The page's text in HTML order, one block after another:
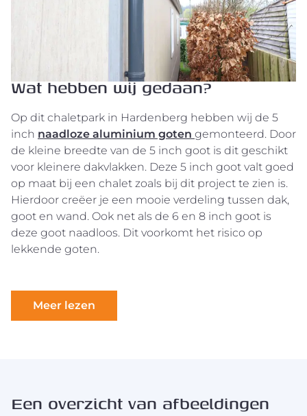
Wat hebben wij gedaan?
Op dit chaletpark in Hardenberg hebben wij de 5
inch naadloze aluminium goten gemonteerd. Door
de kleine breedte van de 5 inch goot is dit geschikt
voor kleinere dakvlakken. Deze 5 inch goot valt goed
op maat bij een chalet zoals bij dit project te zien is.
Hierdoor creëer je een mooie verdeling tussen dak,
goot en wand. Ook net als de 6 en 8 inch goot is
deze goot naadloos. Dit voorkomt het risico op
lekkende goten.
Meer lezen
Een overzicht van afbeeldingen